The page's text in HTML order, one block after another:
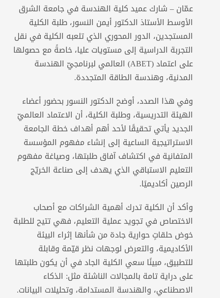
عمّان – شارك عميد كلية الهندسة في جامعة الشرق
الأوسط الأستاذ الدكتور أيمن النسور، طلبة الكلية
المستجدين، الدور المحوري الذي تلعبه الكلية في نقل
التجربة الدراسية إلى مستويات عليا، خاصةً مع حصولها
على اعتماد (ABET) العالمي لبرنامجيّ الهندسة
المدنية، وهندسة الطاقة المتجددة.
وفي هذا الصدد، أوضح الدكتور النسور بحضور أعضاء
الهيئة التدريسية، وطلبة الكلية، أن الاعتماد العالميّ
الجديد يأتي تحقيقًا لأحد أهم أهداف خطة الجامعة
الاستراتيجية الساعية إلى إنشاء مفهوم المؤسسة
المتفانية في اكتشاف آفاق طلبتها، وصياغة مفهوم
التعليم الاستباقي الذي يهدف إلى صناعة الخريّج
الرصين أكاديميًا.
وأكد أن الكلية تدرك أهمية الشراكات مع أصحاب
الاختصاص في تجويد عملية التعليم، فهي تتيح للطلبة
خوض حلقاتٍ حوارية جادة من شأنها إثراء البيئة
الأكاديمية، والتعرض لوجهات نظر قيّمة وقابلة
للتطبيق، مبينًا سعي الكلية الجاد في أن يكون طلبتها
على دراية تامة بالمجالات الناشئة مثل: الذكاء
الاصطناعي، والهندسة المستدامة، وتحليلات البيانات.